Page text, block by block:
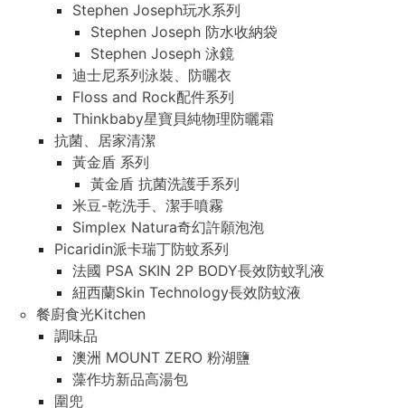
Stephen Joseph玩水系列
Stephen Joseph 防水收納袋
Stephen Joseph 泳鏡
迪士尼系列泳裝、防曬衣
Floss and Rock配件系列
Thinkbaby星寶貝純物理防曬霜
抗菌、居家清潔
黃金盾 系列
黃金盾 抗菌洗護手系列
米豆-乾洗手、潔手噴霧
Simplex Natura奇幻許願泡泡
Picaridin派卡瑞丁防蚊系列
法國 PSA SKIN 2P BODY長效防蚊乳液
紐西蘭Skin Technology長效防蚊液
餐廚食光Kitchen
調味品
澳洲 MOUNT ZERO 粉湖鹽
藻作坊新品高湯包
圍兜